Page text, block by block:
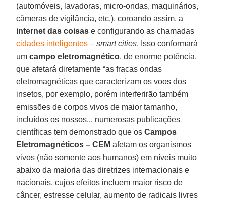
(automóveis, lavadoras, micro-ondas, maquinários,
câmeras de vigilância, etc.), coroando assim, a
internet das coisas e configurando as chamadas
cidades inteligentes –smart cities. Isso conformará
umcampo eletromagnético, de enorme potência,
que afetará diretamente “as fracas ondas
eletromagnéticas que caracterizam os voos dos
insetos, por exemplo, porém interferirão também
emissões de corpos vivos de maior tamanho,
incluídos os nossos... numerosas publicações
científicas tem demonstrado que osCampos
Eletromagnéticos – CEM afetam os organismos
vivos (não somente aos humanos) em níveis muito
abaixo da maioria das diretrizes internacionais e
nacionais, cujos efeitos incluem maior risco de
câncer, estresse celular, aumento de radicais livres